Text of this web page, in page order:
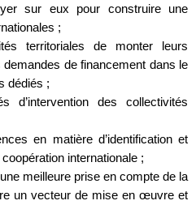
sur eux pour construire une
;
territoriales de monter leurs
de financement dans le
dédiés ;
d’intervention des collectivités
en matière d’identification et
internationale ;
meilleure prise en compte de la
un vecteur de mise en œuvre et